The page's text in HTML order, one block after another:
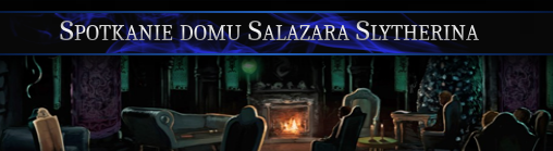
Spotkanie domu Salazara Slytherina